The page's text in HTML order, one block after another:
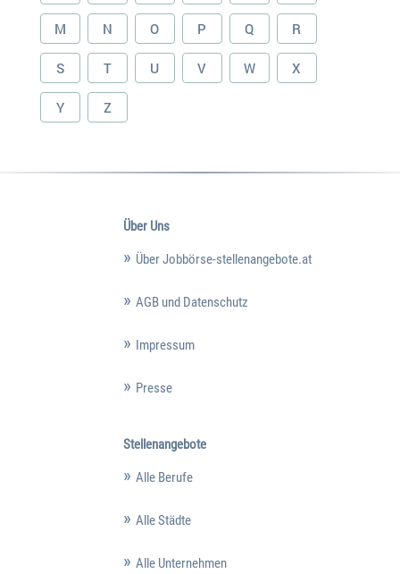
M N O P Q R
S T U V W X
Y Z
Über Uns
Über Jobbörse-stellenangebote.at
AGB und Datenschutz
Impressum
Presse
Stellenangebote
Alle Berufe
Alle Städte
Alle Unternehmen